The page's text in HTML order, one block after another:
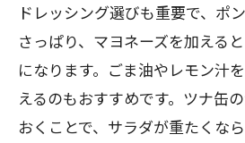
ドレッシング選びも重要で、ポ
さっぱり、マヨネーズを加える
になります。ごま油やレモン汁
えるのもおすすめです。ツナ缶
おくことで、サラダが重たくな